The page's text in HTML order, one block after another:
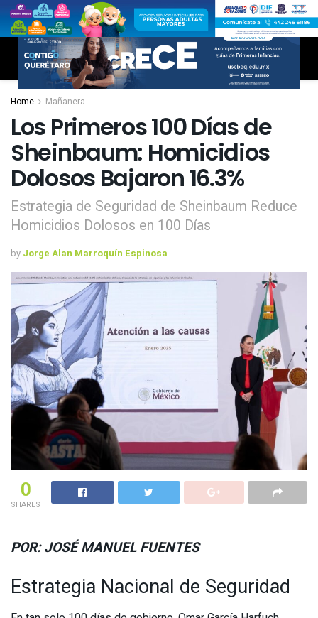
Home Mañanera
Los Primeros 100 Días de
Sheinbaum: Homicidios
Dolosos Bajaron 16.3%
Estrategia de Seguridad de Sheinbaum Reduce
Homicidios Dolosos en 100 Días
by Jorge Alan Marroquín Espinosa
0
SHARES
POR: JOSÉ MANUEL FUENTES
Estrategia Nacional de Seguridad